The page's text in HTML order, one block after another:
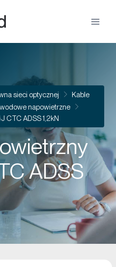
sieci optycznej
Kable
napowietrzne
CTC ADSS 1,2kN
ADSS